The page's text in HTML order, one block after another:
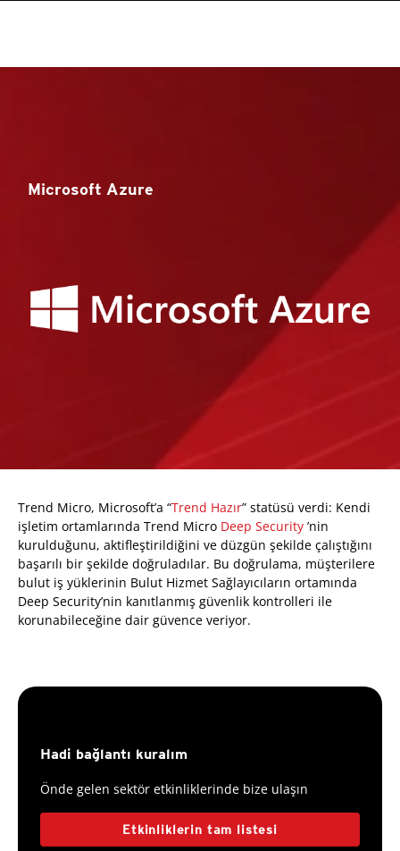
Microsoft Azure
Trend Micro, Microsoft’a “Trend Hazır” statüsü verdi: Kendi
işletim ortamlarında Trend Micro Deep Security ’nin
kurulduğunu, aktifleştirildiğini ve düzgün şekilde çalıştığını
başarılı bir şekilde doğruladılar. Bu doğrulama, müşterilere
bulut iş yüklerinin Bulut Hizmet Sağlayıcıların ortamında
Deep Security’nin kanıtlanmış güvenlik kontrolleri ile
korunabileceğine dair güvence veriyor.
Hadi bağlantı kuralım
Önde gelen sektör etkinliklerinde bize ulaşın
Etkinliklerin tam listesi